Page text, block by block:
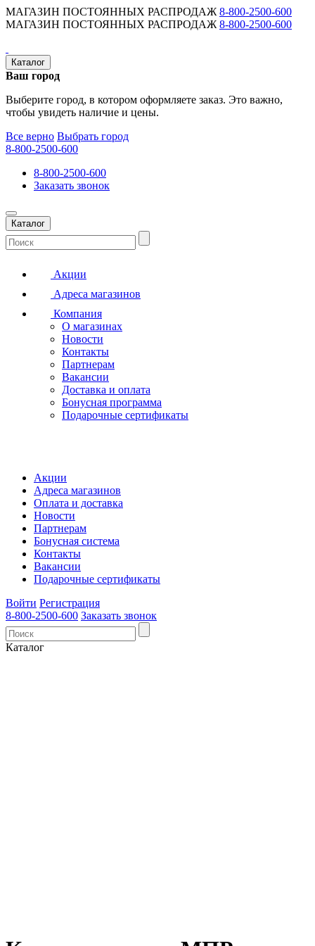
МАГАЗИН ПОСТОЯННЫХ РАСПРОДАЖ 8-800-2500-600
МАГАЗИН ПОСТОЯННЫХ РАСПРОДАЖ 8-800-2500-600
Каталог
Ваш город
Выберите город, в котором оформляете заказ. Это важно,
чтобы увидеть наличие и цены.
Все верно Выбрать город
8-800-2500-600
8-800-2500-600
Заказать звонок
Каталог
Акции
Адреса магазинов
Компания
О магазинах
Новости
Контакты
Партнерам
Вакансии
Доставка и оплата
Бонусная программа
Подарочные сертификаты
Акции
Адреса магазинов
Оплата и доставка
Новости
Партнерам
Бонусная система
Контакты
Вакансии
Подарочные сертификаты
Войти Регистрация
8-800-2500-600 Заказать звонок
Каталог